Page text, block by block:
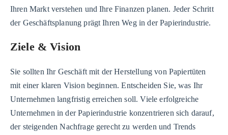
Ihren Markt verstehen und Ihre Finanzen planen. Jeder Schritt
der Geschäftsplanung prägt Ihren Weg in der Papierindustrie.
Ziele & Vision
Sie sollten Ihr Geschäft mit der Herstellung von Papiertüten
mit einer klaren Vision beginnen. Entscheiden Sie, was Ihr
Unternehmen langfristig erreichen soll. Viele erfolgreiche
Unternehmen in der Papierindustrie konzentrieren sich darauf,
der steigenden Nachfrage gerecht zu werden und Trends